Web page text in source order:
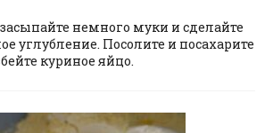
немного муки и сделайте
углубление. Посолите и посахарите
куриное яйцо.